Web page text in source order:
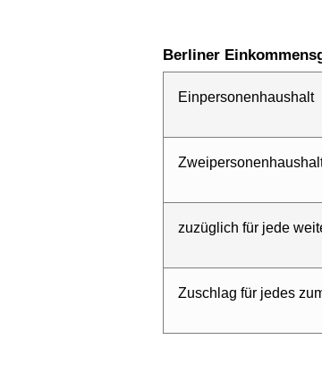
Berliner
Einpersonenhaushalt
zuzüglich für jede
Zuschlag für jedes